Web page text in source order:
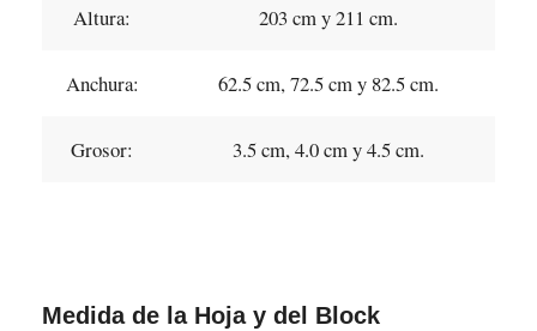
Altura: 203 cm y 211 cm.
Anchura: 62.5 cm, 72.5 cm y 82.5 cm.
Grosor: 3.5 cm, 4.0 cm y 4.5 cm.
Medida de la Hoja y del Block